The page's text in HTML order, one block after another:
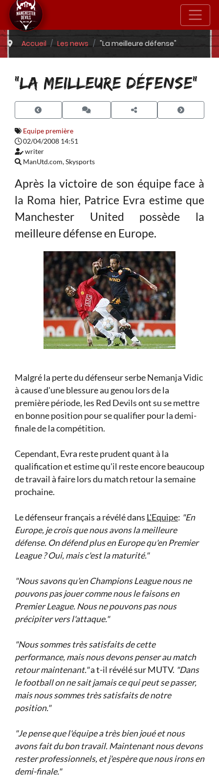
Accueil Les news "La meilleure défense"
"LA MEILLEURE DÉFENSE"
Equipe première
02/04/2008 14:51
writer
ManUtd.com, Skysports
Après la victoire de son équipe face à
la Roma hier, Patrice Evra estime que
Manchester United possède la
meilleure défense en Europe.
Malgré la perte du défenseur serbe Nemanja Vidic
à cause d'une blessure au genou lors de la
première période, les Red Devils ont su se mettre
en bonne position pour se qualifier pour la demi-
finale de la compétition.
Cependant, Evra reste prudent quant à la
qualification et estime qu'il reste encore beaucoup
de travail à faire lors du match retour la semaine
prochaine.
Le défenseur français a révélé dans L'Equipe: "En
Europe, je crois que nous avons la meilleure
défense. On défend plus en Europe qu'en Premier
League ? Oui, mais c'est la maturité."
"Nous savons qu'en Champions League nous ne
pouvons pas jouer comme nous le faisons en
Premier League. Nous ne pouvons pas nous
précipiter vers l'attaque."
"Nous sommes très satisfaits de cette
performance, mais nous devons penser au match
retour maintenant."a t-il révélé sur MUTV. "Dans
le football on ne sait jamais ce qui peut se passer,
mais nous sommes très satisfaits de notre
position."
"Je pense que l'équipe a très bien joué et nous
avons fait du bon travail. Maintenant nous devons
rester professionnels, et j'espère que nous irons en
demi-finale."